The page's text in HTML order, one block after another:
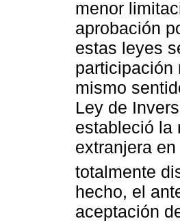
menor
aprobación
estas leyes
participación
mismo
Ley de
estableció la
extranjera
totalmente
hecho, el
aceptación